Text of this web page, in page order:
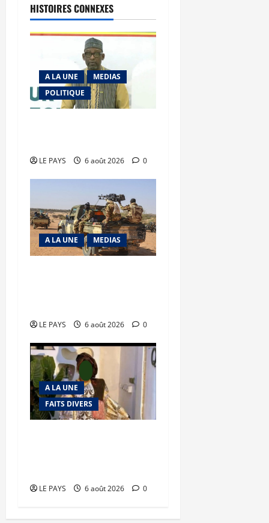
HISTOIRES CONNEXES
A LA UNE
MEDIAS
POLITIQUE
LE PAYS 6 août 2026 0
A LA UNE MEDIAS
LE PAYS 6 août 2026 0
A LA UNE
FAITS DIVERS
LE PAYS 6 août 2026 0